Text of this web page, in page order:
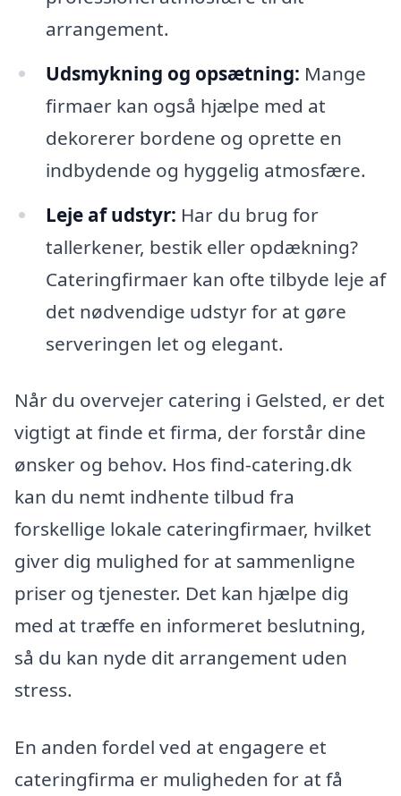
arrangement.
Udsmykning og opsætning: Mange
firmaer kan også hjælpe med at
dekorerer bordene og oprette en
indbydende og hyggelig atmosfære.
Leje af udstyr: Har du brug for
tallerkener, bestik eller opdækning?
Cateringfirmaer kan ofte tilbyde leje af
det nødvendige udstyr for at gøre
serveringen let og elegant.
Når du overvejer catering i Gelsted, er det
vigtigt at finde et firma, der forstår dine
ønsker og behov. Hos find-catering.dk
kan du nemt indhente tilbud fra
forskellige lokale cateringfirmaer, hvilket
giver dig mulighed for at sammenligne
priser og tjenester. Det kan hjælpe dig
med at træffe en informeret beslutning,
så du kan nyde dit arrangement uden
stress.
En anden fordel ved at engagere et
cateringfirma er muligheden for at få